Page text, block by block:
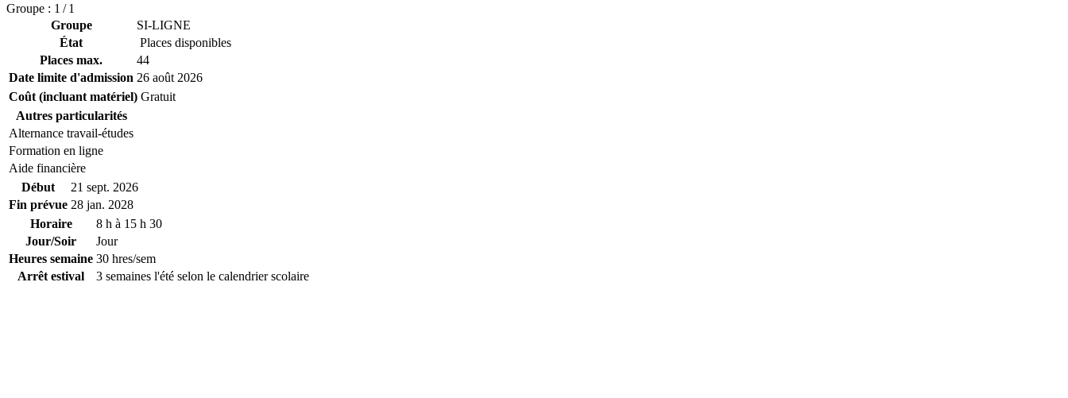
Groupe : 1 / 1
Groupe
SI-LIGNE
État
Places disponibles
Places max.
44
Date limite d'admission 26 août 2026
Coût (incluant matériel) Gratuit
Autres particularités
Alternance travail-études
Formation en ligne
Aide financière
Début
21 sept. 2026
Fin prévue 28 jan. 2028
Horaire
8 h à 15 h 30
Jour/Soir
Jour
Heures semaine 30 hres/sem
Arrêt estival
3 semaines l'été selon le calendrier scolaire